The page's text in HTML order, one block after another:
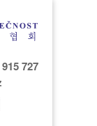
727